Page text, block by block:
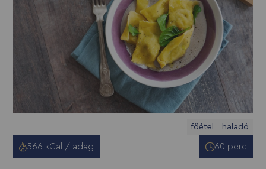
566 kCal / adag 60 perc
főétel haladó